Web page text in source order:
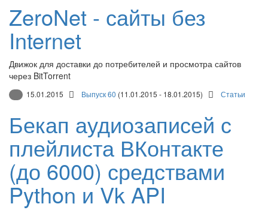
ZeroNet - сайты без
Internet
Движок для доставки до потребителей и просмотра сайтов
через BitTorrent
15.01.2015 Выпуск 60 (11.01.2015 - 18.01.2015) Статьи
Бекап аудиозаписей с
плейлиста ВКонтакте
(до 6000) средствами
Python и Vk API